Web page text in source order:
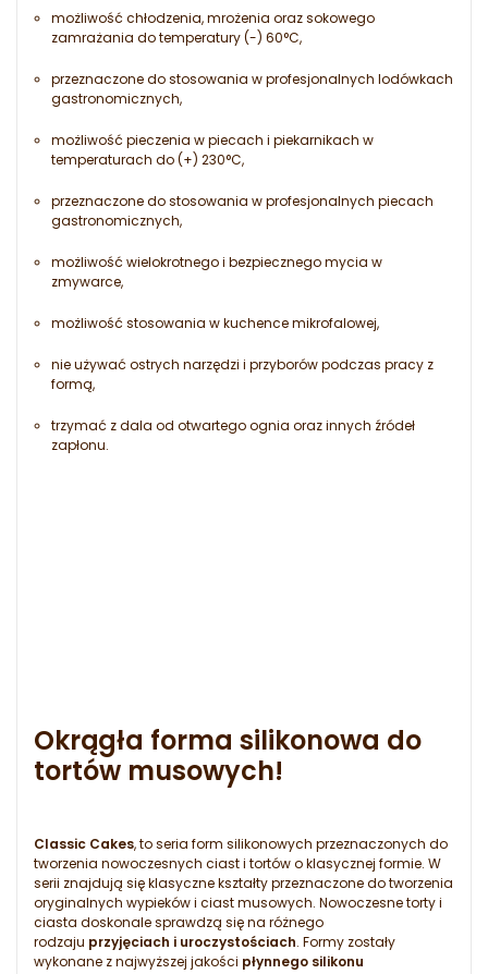
możliwość chłodzenia, mrożenia oraz sokowego
zamrażania do temperatury (-) 60°C,
przeznaczone do stosowania w profesjonalnych lodówkach
gastronomicznych,
możliwość pieczenia w piecach i piekarnikach w
temperaturach do (+) 230°C,
przeznaczone do stosowania w profesjonalnych piecach
gastronomicznych,
możliwość wielokrotnego i bezpiecznego mycia w
zmywarce,
możliwość stosowania w kuchence mikrofalowej,
nie używać ostrych narzędzi i przyborów podczas pracy z
formą,
trzymać z dala od otwartego ognia oraz innych źródeł
zapłonu.
Okrągła forma silikonowa do
tortów musowych!
Classic Cakes, to seria form silikonowych przeznaczonych do
tworzenia nowoczesnych ciast i tortów o klasycznej formie. W
serii znajdują się klasyczne kształty przeznaczone do tworzenia
oryginalnych wypieków i ciast musowych. Nowoczesne torty i
ciasta doskonale sprawdzą się na różnego
rodzaju przyjęciach i uroczystościach. Formy zostały
wykonane z najwyższej jakości płynnego silikonu